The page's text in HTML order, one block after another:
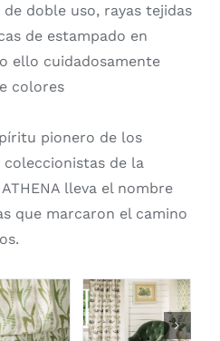
doble uso, rayas tejidas
de estampado en
ello cuidadosamente
colores
pionero de los
de la
lleva el nombre
que marcaron el camino